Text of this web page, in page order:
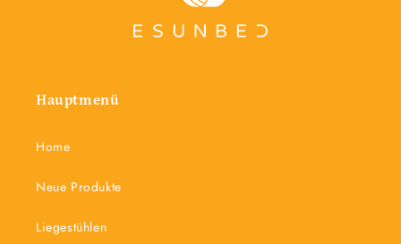
Hauptmenü
Home
Neue Produkte
Liegestühlen